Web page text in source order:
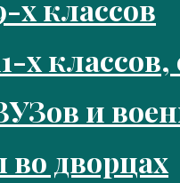
х классов
х классов,
и
дворцах